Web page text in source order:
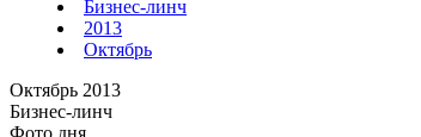
Бизнес-линч
2013
Октябрь
Октябрь 2013
Бизнес-линч
Фото дня